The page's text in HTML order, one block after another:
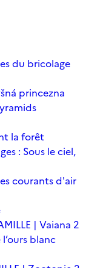
du bricolage
princezna
la forêt
: Sous le ciel,
courants d'air
| Vaiana 2
blanc